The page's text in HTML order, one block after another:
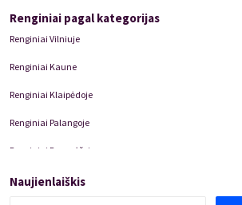
Renginiai pagal kategorijas
Renginiai Vilniuje
Renginiai Kaune
Renginiai Klaipėdoje
Renginiai Palangoje
Renginiai Panevėžyje
Domino Teatro Spektakliai
Naujienlaiškis